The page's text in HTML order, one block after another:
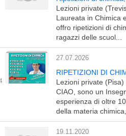
Lezioni private
Laureata in Chimica
offro ripetizioni di
ragazzi delle scuol...
27.07.2026
RIPETIZIONI DI
Lezioni private (Pisa)
CIAO, sono un
esperienza di oltre
della materia chimica,
19.11.2020